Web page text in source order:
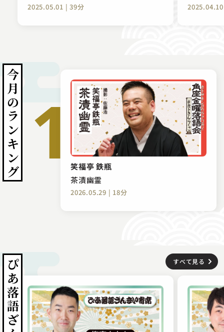
2025.05.01 | 39分
今月のランキング
笑福亭 鉄瓶
茶漬幽霊
2026.05.29 | 18分
すべて見る